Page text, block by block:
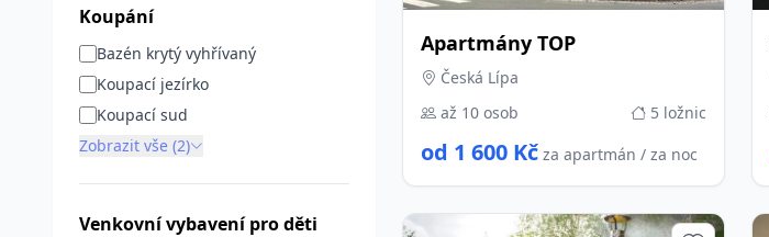
Koupání
Bazén krytý vyhřívaný
Koupací jezírko
Koupací sud
Zobrazit vše (2)
Venkovní vybavení pro děti
Apartmány TOP
Česká Lípa
až 10 osob
5 ložnic
od 1 600 Kč za apartmán / za noc